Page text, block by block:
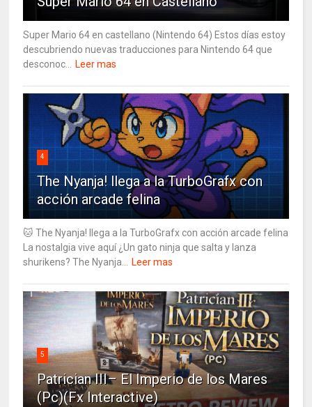
Super Mario 64 en castellano (Nintendo 64) Estos días estoy
descubriendo nuevas traducciones para Nintendo 64 que
desconoc... Leer mas
4
The Nyanja! llega a la TurboGrafx con
acción arcade felina
🐱 The Nyanja! llega a la TurboGrafx con acción arcade felina
La nostalgia vive aquí ¿Un gato ninja que salta y lanza
shurikens? The Nyanja... Leer mas
5
Patrician III– El Imperio de los Mares
(Pc)(Fx Interactive)